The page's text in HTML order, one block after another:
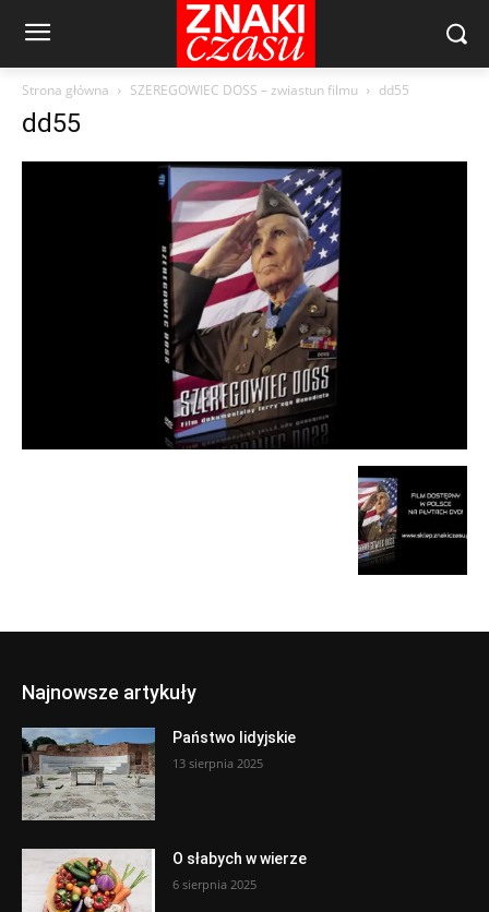
Strona główna SZEREGOWIEC DOSS – zwiastun filmu dd55
dd55
Najnowsze artykuły
Państwo lidyjskie
13 sierpnia 2025
O słabych w wierze
6 sierpnia 2025